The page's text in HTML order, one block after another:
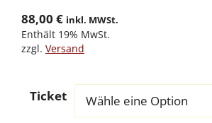
88,00 € inkl. MWSt.
Enthält 19% MwSt.
zzgl. Versand
Ticket